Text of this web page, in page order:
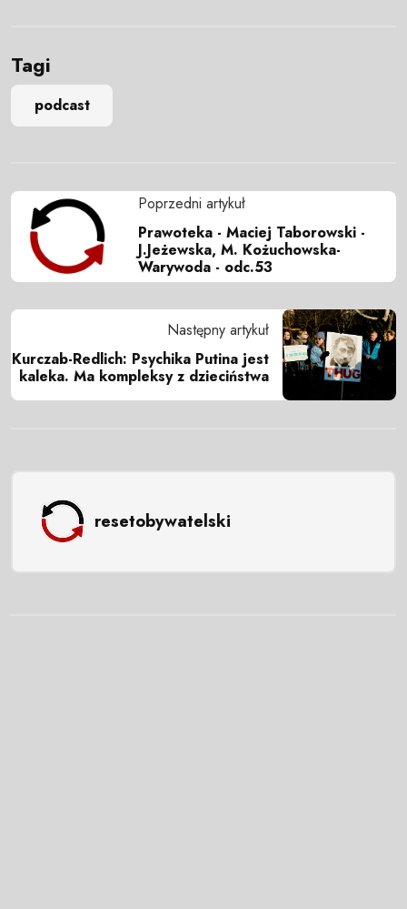
Tagi
podcast
Poprzedni artykuł
Prawoteka - Maciej Taborowski -
J.Jeżewska, M. Kożuchowska-
Warywoda - odc.53
Następny artykuł
Kurczab-Redlich: Psychika Putina jest
kaleka. Ma kompleksy z dzieciństwa
resetobywatelski